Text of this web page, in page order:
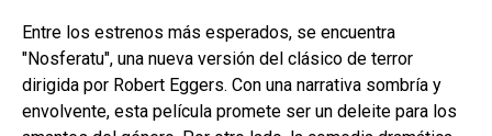
Entre los estrenos más esperados, se encuentra
"Nosferatu", una nueva versión del clásico de terror
dirigida por Robert Eggers. Con una narrativa sombría y
envolvente, esta película promete ser un deleite para los